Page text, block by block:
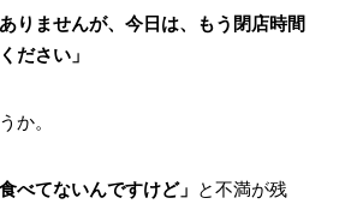
りませんが、今日は、もう閉店時間
ださい」
か。
べてないんですけど」 と不満が残